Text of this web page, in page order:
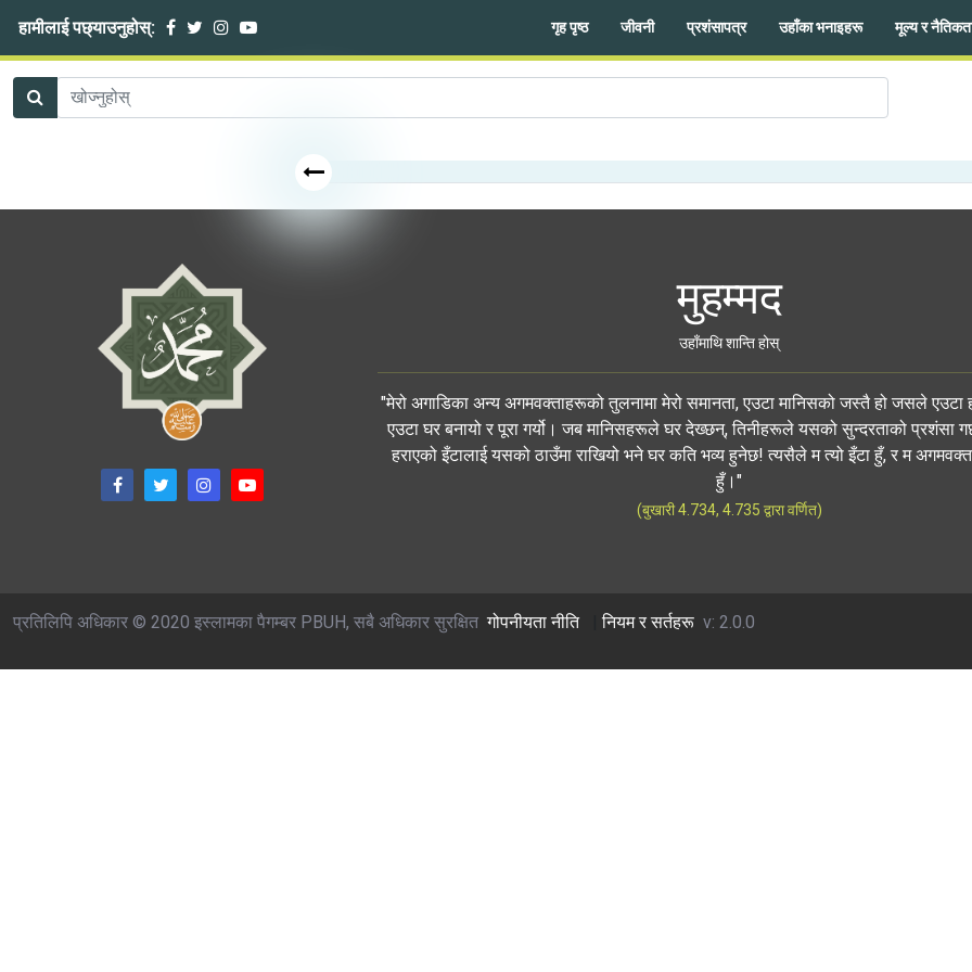
हामीलाई पछ्याउनुहोस्: गृह पृष्ठ जीवनी प्रशंसापत्र उहाँका भनाइहरू मूल्य र
मुहम्मद
उहाँमाथि शान्ति होस्
"मेरो अगाडिका अन्य अगमवक्ताहरूको तुलनामा मेरो समानता, एउटा मानिसको जस्तै हो जसले एउटा
एउटा घर बनायो र पूरा गर्यो। जब मानिसहरूले घर देख्छन्, तिनीहरूले यसको सुन्दरताको प्रशंसा
हराएको इँटालाई यसको ठाउँमा राखियो भने घर कति भव्य हुनेछ! त्यसैले म त्यो इँटा हुँ, र म
हुँ।"
(बुखारी 4.734, 4.735 द्वारा वर्णित)
प्रतिलिपि अधिकार © 2020 इस्लामका पैगम्बर PBUH, सबै अधिकार सुरक्षित गोपनीयता नीति |नियम र सर्तहरू v: 2.0.0